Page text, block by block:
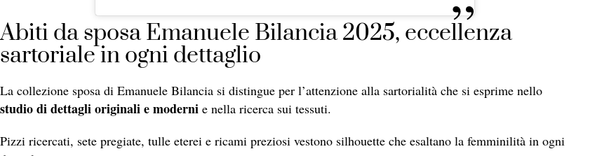
Abiti da sposa Emanuele Bilancia 2025, eccellenza
sartoriale in ogni dettaglio
La collezione sposa di Emanuele Bilancia si distingue per l’attenzione alla sartorialità che si esprime nello
studio di dettagli originali e moderni e nella ricerca sui tessuti.
Pizzi ricercati, sete pregiate, tulle eterei e ricami preziosi vestono silhouette che esaltano la femminilità in ogni